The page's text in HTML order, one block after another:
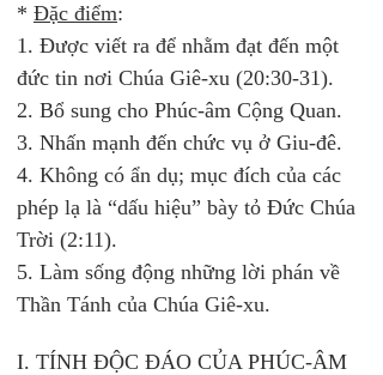
* Đặc điểm:
1. Được viết ra để nhằm đạt đến một
đức tin nơi Chúa Giê-xu (20:30-31).
2. Bổ sung cho Phúc-âm Cộng Quan.
3. Nhấn mạnh đến chức vụ ở Giu-đê.
4. Không có ẩn dụ; mục đích của các
phép lạ là “dấu hiệu” bày tỏ Đức Chúa
Trời (2:11).
5. Làm sống động những lời phán về
Thần Tánh của Chúa Giê-xu.
I. TÍNH ĐỘC ĐÁO CỦA PHÚC-ÂM